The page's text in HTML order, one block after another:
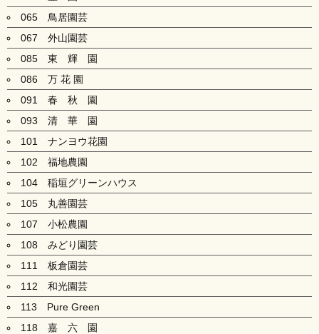
065 鳥居園芸
067 外山園芸
085 東 輝 園
086 万 花 園
091 春 秋 園
093 清 華 園
101 ナンヨウ花園
102 福地農園
104 稲垣グリーンハウス
105 丸善園芸
107 小松農園
108 みどり園芸
111 板倉園芸
112 和光園芸
113 Pure Green
118 嘉 六 園